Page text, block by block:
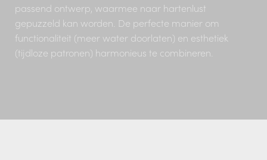
passend ontwerp, waarmee naar hartenlust
gepuzzeld kan worden. De perfecte manier om
functionaliteit (meer water doorlaten) en esthetiek
(tijdloze patronen) harmonieus te combineren.